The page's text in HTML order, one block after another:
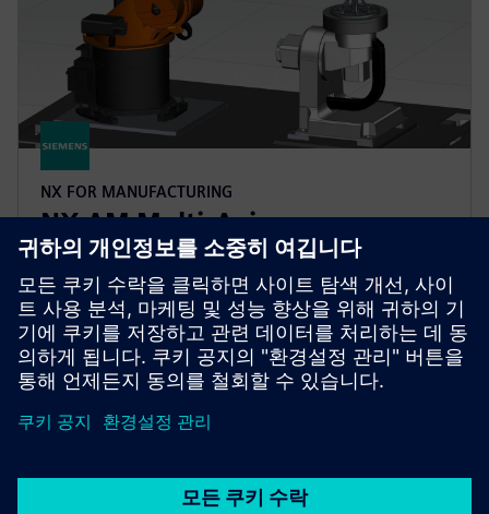
NX FOR MANUFACTURING
NX AM Multi-Axis
데 필요한 솔루션을 제공합니다.